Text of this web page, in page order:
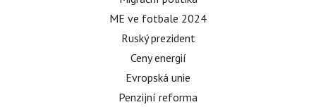
ME ve fotbale 2024
Ruský prezident
Ceny energií
Evropská unie
Penzijní reforma